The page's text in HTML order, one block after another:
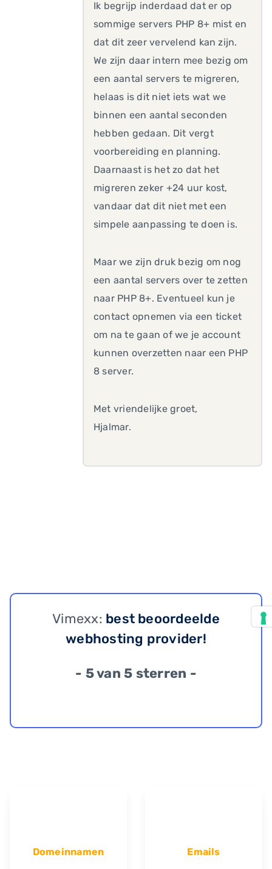
Ik begrijp inderdaad dat er op
sommige servers PHP 8+ mist en
dat dit zeer vervelend kan zijn.
We zijn daar intern mee bezig om
een aantal servers te migreren,
helaas is dit niet iets wat we
binnen een aantal seconden
hebben gedaan. Dit vergt
voorbereiding en planning.
Daarnaast is het zo dat het
migreren zeker +24 uur kost,
vandaar dat dit niet met een
simpele aanpassing te doen is.
Maar we zijn druk bezig om nog
een aantal servers over te zetten
naar PHP 8+. Eventueel kun je
contact opnemen via een ticket
om na te gaan of we je account
kunnen overzetten naar een PHP
8 server.
Met vriendelijke groet,
Hjalmar.
Vimexx: best beoordeelde
webhosting provider!
- 5 van 5 sterren -
Domeinnamen Emails